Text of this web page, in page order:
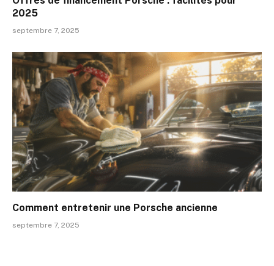
2025
septembre 7, 2025
Comment entretenir une Porsche ancienne
septembre 7, 2025